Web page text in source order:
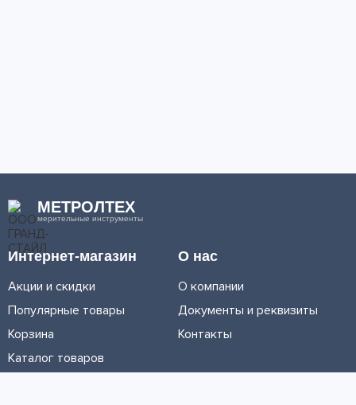
МЕТРОЛТЕХ
мерительные инструменты
Интернет-магазин
Акции и скидки
Популярные товары
Корзина
Каталог товаров
О нас
О компании
Документы и реквизиты
Контакты